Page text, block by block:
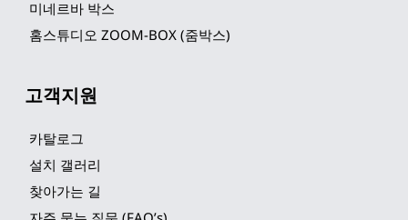
미네르바 박스
홈스튜디오 ZOOM-BOX (줌박스)
고객지원
카탈로그
설치 갤러리
찾아가는 길